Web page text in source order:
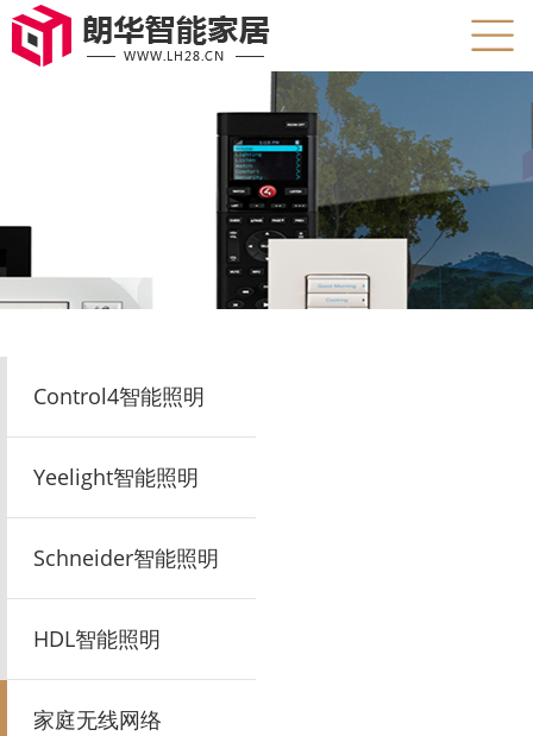
Control4智能照明
Yeelight智能照明
Schneider智能照明
HDL智能照明
家庭无线网络